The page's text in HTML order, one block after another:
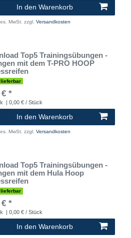
In den Warenkorb
MwSt. zzgl. Versandkosten
Top5 Trainingsübungen -
mit dem T-PRO HOOP
*
| 0,00 € / Stück
In den Warenkorb
MwSt. zzgl. Versandkosten
Top5 Trainingsübungen -
mit dem Hula Hoop
*
| 0,00 € / Stück
In den Warenkorb